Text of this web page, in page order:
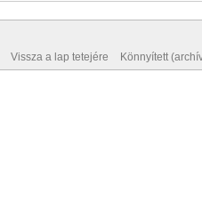
Vissza a lap tetejére Könnyített